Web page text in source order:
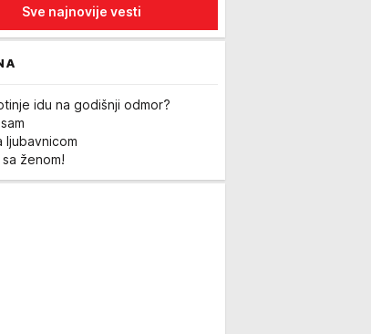
(FOTO)
Sve najnovije vesti
idu na godišnji odmor?
ljubavnicom
ženom!